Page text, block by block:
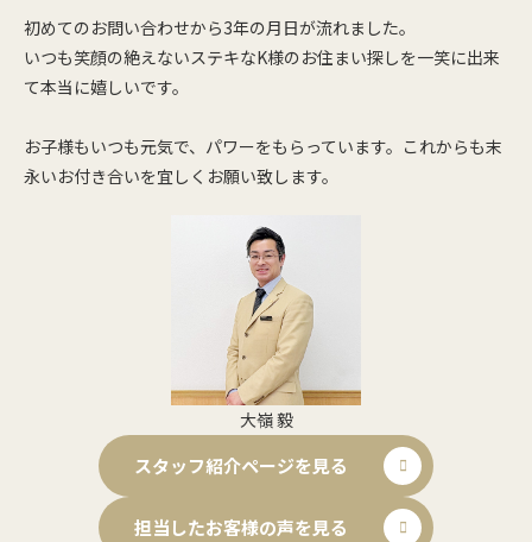
初めてのお問い合わせから3年の月日が流れました。
いつも笑顔の絶えないステキなK様のお住まい探しを一笑に出来
て本当に嬉しいです。
お子様もいつも元気で、パワーをもらっています。これからも末
永いお付き合いを宜しくお願い致します。
大嶺 毅
スタッフ紹介ページを見る
担当したお客様の声を見る